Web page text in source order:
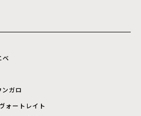
ベ
ンガロ
ォートレイト